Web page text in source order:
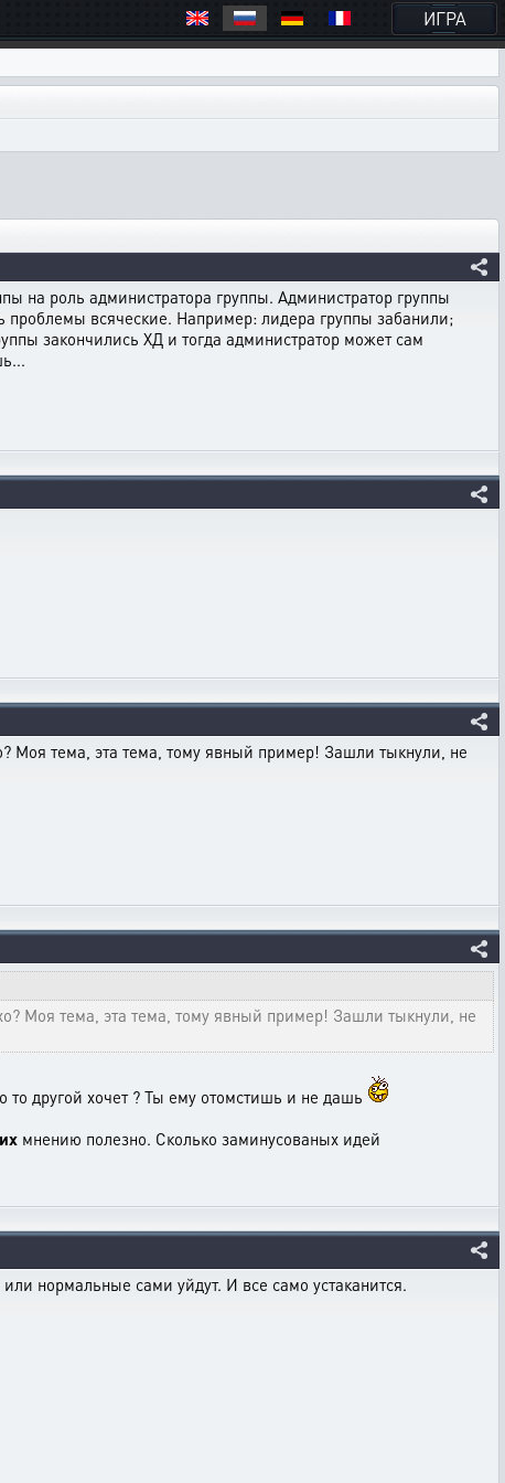
ИГРА
на роль администратора группы. Администратор группы
проблемы всяческие. Например: лидера группы забанили;
закончились ХД и тогда администратор может сам
Моя тема, эта тема, тому явный пример! Зашли тыкнули, не
Моя тема, эта тема, тому явный пример! Зашли тыкнули, не
то другой хочет ? Ты ему отомстишь и не дашь
их мнению полезно. Сколько заминусованых идей
нормальные сами уйдут. И все само устаканится.